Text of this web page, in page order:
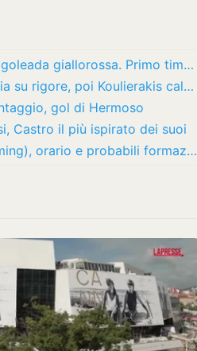
Live Newport County-Roma 1-4. Finisce il match, goleada giallorossa. Primo timbro per…
Live Newport County-Roma 0-3. Castro raddoppia su rigore, poi Koulierakis cala il tris
gol di Hermoso
Castro il più ispirato dei suoi
Roma-Newport County: dove vederla (tv e streaming), orario e probabili formazioni